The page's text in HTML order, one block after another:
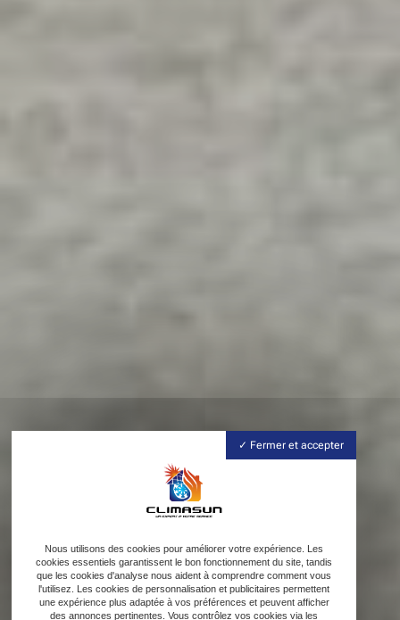
Fermer et accepter
Nous utilisons des cookies pour améliorer votre expérience. Les
cookies essentiels garantissent le bon fonctionnement du site, tandis
que les cookies d'analyse nous aident à comprendre comment vous
l'utilisez. Les cookies de personnalisation et publicitaires permettent
une expérience plus adaptée à vos préférences et peuvent afficher
des annonces pertinentes. Vous contrôlez vos cookies via les